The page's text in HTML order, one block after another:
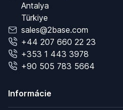
Antalya
Türkiye
sales@2base.com
+44 207 660 22 23
+353 1 443 3978
+90 505 783 5664
Informácie